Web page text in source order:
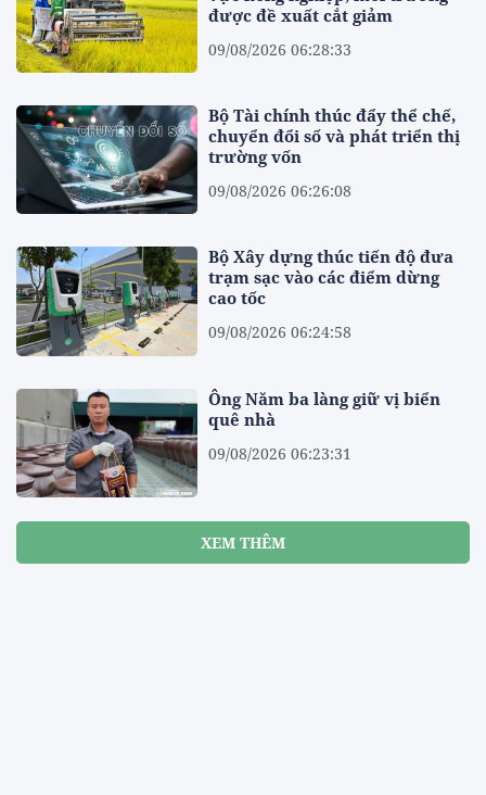
được đề xuất cắt giảm
09/08/2026 06:28:33
Bộ Tài chính thúc đẩy thể chế,
chuyển đổi số và phát triển thị
trường vốn
09/08/2026 06:26:08
Bộ Xây dựng thúc tiến độ đưa
trạm sạc vào các điểm dừng
cao tốc
09/08/2026 06:24:58
Ông Năm ba làng giữ vị biển
quê nhà
09/08/2026 06:23:31
XEM THÊM